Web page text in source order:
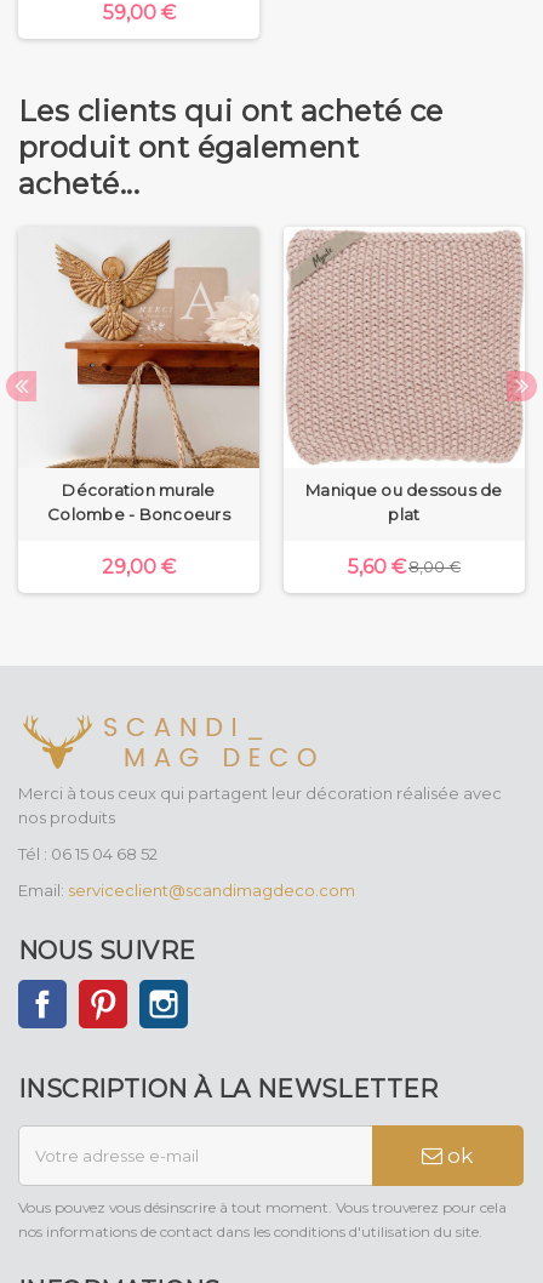
59,00 €
Les clients qui ont acheté ce
produit ont également
acheté...
Décoration murale
Colombe - Boncoeurs
29,00 €
Manique ou dessous de
plat
5,60 €8,00 €
Merci à tous ceux qui partagent leur décoration réalisée avec
nos produits
Tél : 06 15 04 68 52
Email: serviceclient@scandimagdeco.com
NOUS SUIVRE
FacebookPinterest
INSCRIPTION À LA NEWSLETTER
ok
Vous pouvez vous désinscrire à tout moment. Vous trouverez pour cela
nos informations de contact dans les conditions d'utilisation du site.